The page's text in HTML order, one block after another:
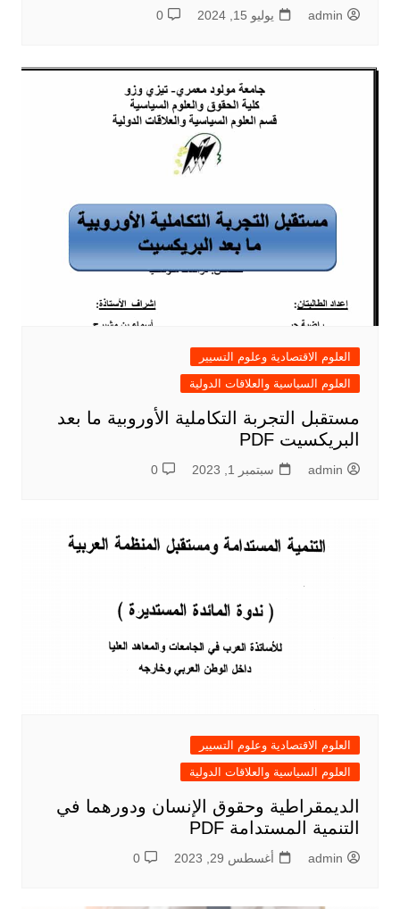
admin يوليو 15, 2024 0
العلوم الاقتصادية وعلوم التسيير
العلوم السياسية والعلاقات الدولية
مستقبل التجربة التكاملية الأوروبية ما بعد
البريكسيت PDF
admin سبتمبر 1, 2023 0
العلوم الاقتصادية وعلوم التسيير
العلوم السياسية والعلاقات الدولية
الديمقراطية وحقوق الإنسان ودورهما في
التنمية المستدامة PDF
admin أغسطس 29, 2023 0